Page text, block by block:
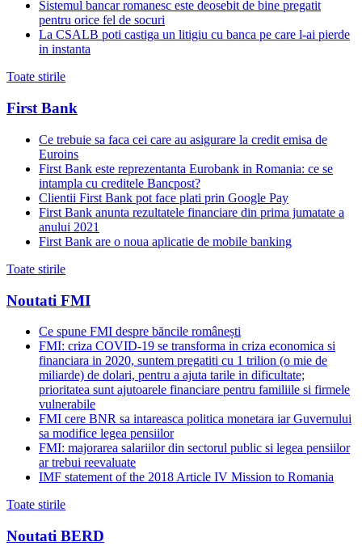
Sistemul bancar romanesc este deosebit de bine pregatit
pentru orice fel de socuri
La CSALB poti castiga un litigiu cu banca pe care l-ai pierde
in instanta
Toate stirile
First Bank
Ce trebuie sa faca cei care au asigurare la credit emisa de
Euroins
First Bank este reprezentanta Eurobank in Romania: ce se
intampla cu creditele Bancpost?
Clientii First Bank pot face plati prin Google Pay
First Bank anunta rezultatele financiare din prima jumatate a
anului 2021
First Bank are o noua aplicatie de mobile banking
Toate stirile
Noutati FMI
Ce spune FMI despre băncile românești
FMI: criza COVID-19 se transforma in criza economica si
financiara in 2020, suntem pregatiti cu 1 trilion (o mie de
miliarde) de dolari, pentru a ajuta tarile in dificultate;
prioritatea sunt ajutoarele financiare pentru familiile si firmele
vulnerabile
FMI cere BNR sa intareasca politica monetara iar Guvernului
sa modifice legea pensiilor
FMI: majorarea salariilor din sectorul public si legea pensiilor
ar trebui reevaluate
IMF statement of the 2018 Article IV Mission to Romania
Toate stirile
Noutati BERD